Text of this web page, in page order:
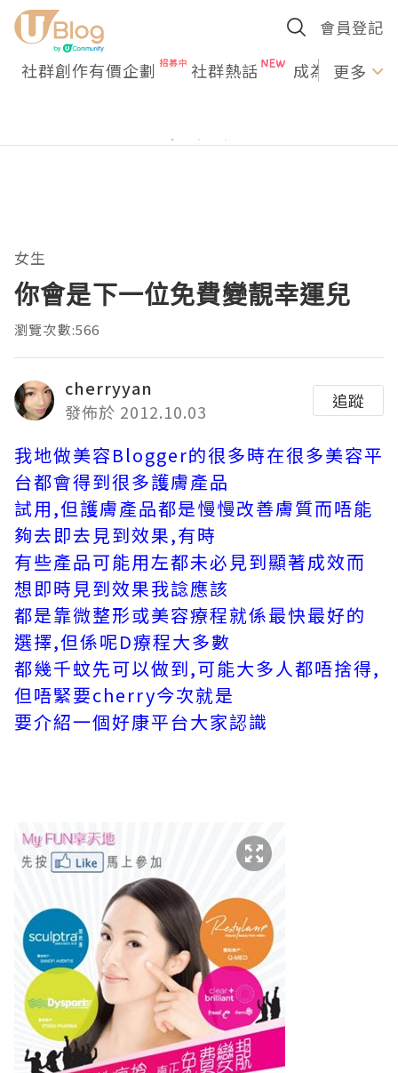
會員登記
社群創作有價企劃 社群熱話 成為U更多
女生
你會是下一位免費變靚幸運兒
瀏覽次數:566
cherryyan
發佈於 2012.10.03
追蹤
我地做美容Blogger的很多時在很多美容平
台都會得到很多護膚產品
試用,但護膚產品都是慢慢改善膚質而唔能
夠去即去見到效果,有時
有些產品可能用左都未必見到顯著成效而
想即時見到效果我諗應該
都是靠微整形或美容療程就係最快最好的
選擇,但係呢D療程大多數
都幾千蚊先可以做到,可能大多人都唔捨得,
但唔緊要cherry今次就是
要介紹一個好康平台大家認識